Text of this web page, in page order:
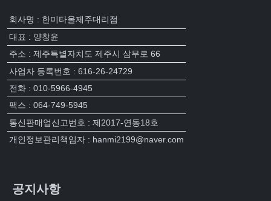
회사명 : 한미타올제주대리점
대표 : 양창윤
주소 : 제주특별자치도 제주시 삼무로 66
사업자 등록번호 : 616-26-24729
전화 : 010-5966-4945
팩스 : 064-749-5945
통신판매업신고번호 : 제2017-연동18호
개인정보관리책임자 : hanmi2199@naver.com
공지사항